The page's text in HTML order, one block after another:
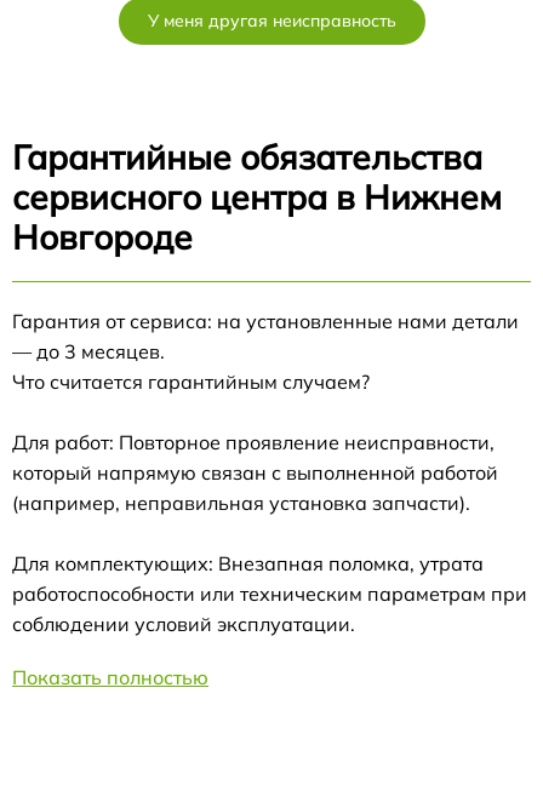
У меня другая неисправность
Гарантийные обязательства
сервисного центра в Нижнем
Новгороде
Гарантия от сервиса: на установленные нами детали
— до 3 месяцев.
Что считается гарантийным случаем?
Для работ: Повторное проявление неисправности,
который напрямую связан с выполненной работой
(например, неправильная установка запчасти).
Для комплектующих: Внезапная поломка, утрата
работоспособности или техническим параметрам при
соблюдении условий эксплуатации.
Показать полностью